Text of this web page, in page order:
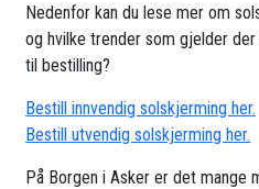
Nedenfor kan du lese mer om
og hvilke trender som gjelder
til bestilling?
Bestill innvendig solskjerming her.
Bestill utvendig solskjerming her.
På Borgen i Asker er det mange